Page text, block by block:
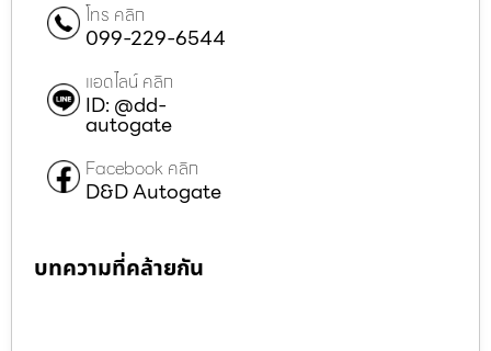
โทร คลิก
099-229-6544
แอดไลน์ คลิก
ID: @dd-
autogate
Facebook คลิก
D&D Autogate
บทความที่คล้ายกัน